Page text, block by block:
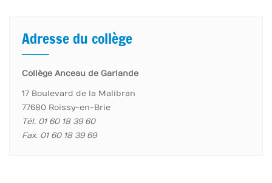
Adresse du collège
Collège Anceau de Garlande
17 Boulevard de la Malibran
77680 Roissy-en-Brie
Tél. 01 60 18 39 60
Fax. 01 60 18 39 69